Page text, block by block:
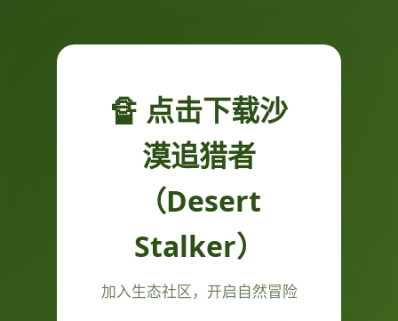
🔏 点击下载沙
漠追猎者
（Desert
Stalker）
加入生态社区，开启自然冒险